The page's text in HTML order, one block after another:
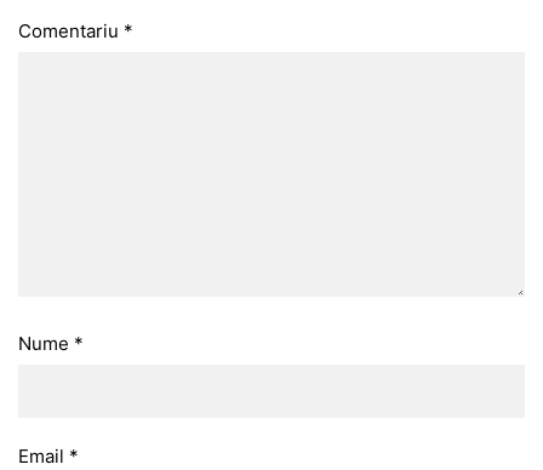
Comentariu *
Nume *
Email *